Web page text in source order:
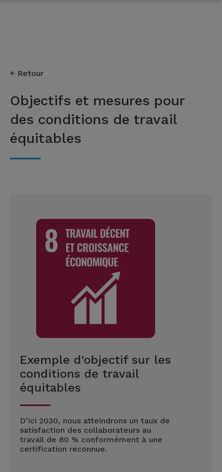
Retour
Objectifs et mesures pour
des conditions de travail
équitables
Exemple d'objectif sur les
conditions de travail
équitables
D’ici 2030, nous atteindrons un taux de
satisfaction des collaborateurs au
travail de 80 % conformément à une
certification reconnue.